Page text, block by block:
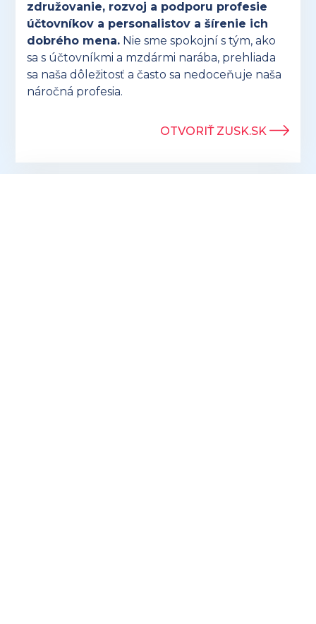
združovanie, rozvoj a podporu profesie
účtovníkov a personalistov a šírenie ich
dobrého mena. Nie sme spokojní s tým, ako
sa s účtovníkmi a mzdármi narába, prehliada
sa naša dôležitosť a často sa nedoceňuje naša
náročná profesia.
OTVORIŤ ZUSK.SK